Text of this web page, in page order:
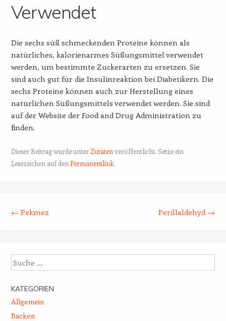
Verwendet
Die sechs süß schmeckenden Proteine können als
natürliches, kalorienarmes Süßungsmittel verwendet
werden, um bestimmte Zuckerarten zu ersetzen. Sie
sind auch gut für die Insulinreaktion bei Diabetikern. Die
sechs Proteine können auch zur Herstellung eines
natürlichen Süßungsmittels verwendet werden. Sie sind
auf der Website der Food and Drug Administration zu
finden.
Dieser Beitrag wurde unter Zutaten veröffentlicht. Setze ein
Lesezeichen auf den Permanentlink.
← Pekmez Perillaldehyd →
Suche
KATEGORIEN
Allgemein
Backen